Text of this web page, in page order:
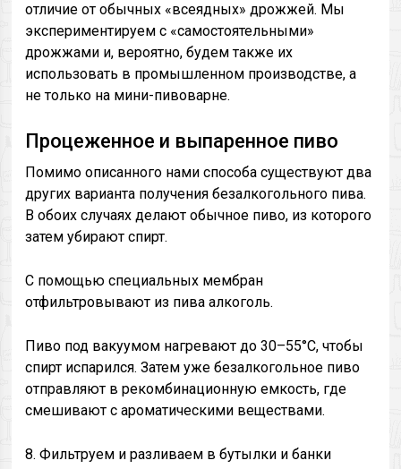
отличие от обычных «всеядных» дрожжей. Мы
экспериментируем с «самостоятельными»
дрожжами и, вероятно, будем также их
использовать в промышленном производстве, а
не только на мини-пивоварне.
Процеженное и выпаренное пиво
Помимо описанного нами способа существуют два
других варианта получения безалкогольного пива.
В обоих случаях делают обычное пиво, из которого
затем убирают спирт.
С помощью специальных мембран
отфильтровывают из пива алкоголь.
Пиво под вакуумом нагревают до 30–55°C, чтобы
спирт испарился. Затем уже безалкогольное пиво
отправляют в рекомбинационную емкость, где
смешивают с ароматическими веществами.
8. Фильтруем и разливаем в бутылки и банки